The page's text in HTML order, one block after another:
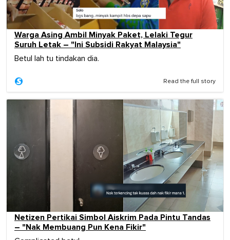
Warga Asing Ambil Minyak Paket, Lelaki Tegur
Suruh Letak – "Ini Subsidi Rakyat Malaysia"
Betul lah tu tindakan dia.
Read the full story
Netizen Pertikai Simbol Aiskrim Pada Pintu Tandas
– "Nak Membuang Pun Kena Fikir"